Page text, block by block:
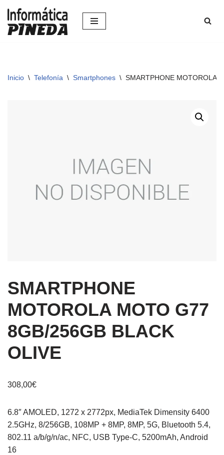
Saltar
Inicio \ Telefonía \ Smartphones \ SMARTPHONE MOTOROLA
SMARTPHONE
MOTOROLA MOTO G77
8GB/256GB BLACK
OLIVE
308,00€
6.8″ AMOLED, 1272 x 2772px, MediaTek Dimensity 6400
2.5GHz, 8/256GB, 108MP + 8MP, 8MP, 5G, Bluetooth 5.4,
802.11 a/b/g/n/ac, NFC, USB Type-C, 5200mAh, Android
16